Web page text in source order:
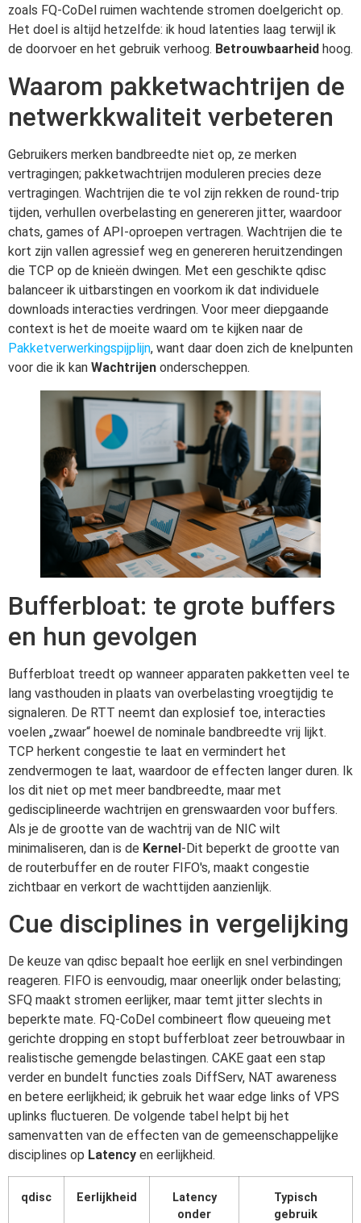
zoals FQ-CoDel ruimen wachtende stromen doelgericht op.
Het doel is altijd hetzelfde: ik houd latenties laag terwijl ik
de doorvoer en het gebruik verhoog. Betrouwbaarheid hoog.
Waarom pakketwachtrijen de
netwerkkwaliteit verbeteren
Gebruikers merken bandbreedte niet op, ze merken
vertragingen; pakketwachtrijen moduleren precies deze
vertragingen. Wachtrijen die te vol zijn rekken de round-trip
tijden, verhullen overbelasting en genereren jitter, waardoor
chats, games of API-oproepen vertragen. Wachtrijen die te
kort zijn vallen agressief weg en genereren heruitzendingen
die TCP op de knieën dwingen. Met een geschikte qdisc
balanceer ik uitbarstingen en voorkom ik dat individuele
downloads interacties verdringen. Voor meer diepgaande
context is het de moeite waard om te kijken naar de
Pakketverwerkingspijplijn, want daar doen zich de knelpunten
voor die ik kan Wachtrijen onderscheppen.
Bufferbloat: te grote buffers
en hun gevolgen
Bufferbloat treedt op wanneer apparaten pakketten veel te
lang vasthouden in plaats van overbelasting vroegtijdig te
signaleren. De RTT neemt dan explosief toe, interacties
voelen „zwaar“ hoewel de nominale bandbreedte vrij lijkt.
TCP herkent congestie te laat en vermindert het
zendvermogen te laat, waardoor de effecten langer duren. Ik
los dit niet op met meer bandbreedte, maar met
gedisciplineerde wachtrijen en grenswaarden voor buffers.
Als je de grootte van de wachtrij van de NIC wilt
minimaliseren, dan is de Kernel-Dit beperkt de grootte van
de routerbuffer en de router FIFO's, maakt congestie
zichtbaar en verkort de wachttijden aanzienlijk.
Cue disciplines in vergelijking
De keuze van qdisc bepaalt hoe eerlijk en snel verbindingen
reageren. FIFO is eenvoudig, maar oneerlijk onder belasting;
SFQ maakt stromen eerlijker, maar temt jitter slechts in
beperkte mate. FQ-CoDel combineert flow queueing met
gerichte dropping en stopt bufferbloat zeer betrouwbaar in
realistische gemengde belastingen. CAKE gaat een stap
verder en bundelt functies zoals DiffServ, NAT awareness
en betere eerlijkheid; ik gebruik het waar edge links of VPS
uplinks fluctueren. De volgende tabel helpt bij het
samenvatten van de effecten van de gemeenschappelijke
disciplines op Latency en eerlijkheid.
qdisc Eerlijkheid
Latency
onder
Typisch
gebruik